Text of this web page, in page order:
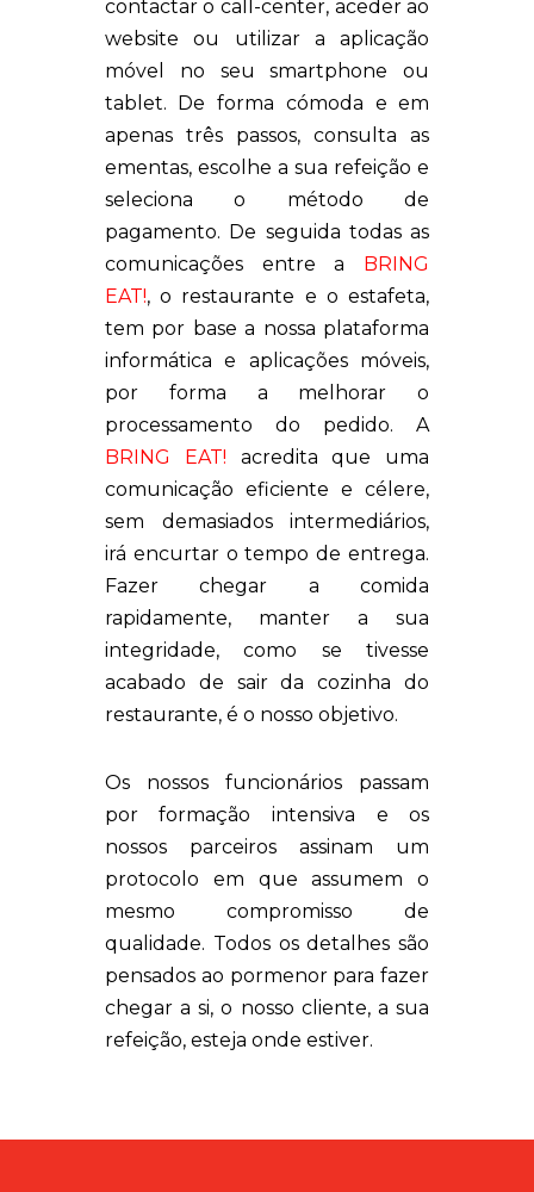
contactar o call-center, aceder ao
website ou utilizar a aplicação
móvel no seu smartphone ou
tablet. De forma cómoda e em
apenas três passos, consulta as
ementas, escolhe a sua refeição e
seleciona o método de
pagamento. De seguida todas as
comunicações entre a BRING
EAT!, o restaurante e o estafeta,
tem por base a nossa plataforma
informática e aplicações móveis,
por forma a melhorar o
processamento do pedido. A
BRING EAT! acredita que uma
comunicação eficiente e célere,
sem demasiados intermediários,
irá encurtar o tempo de entrega.
Fazer chegar a comida
rapidamente, manter a sua
integridade, como se tivesse
acabado de sair da cozinha do
restaurante, é o nosso objetivo.
Os nossos funcionários passam
por formação intensiva e os
nossos parceiros assinam um
protocolo em que assumem o
mesmo compromisso de
qualidade. Todos os detalhes são
pensados ao pormenor para fazer
chegar a si, o nosso cliente, a sua
refeição, esteja onde estiver.